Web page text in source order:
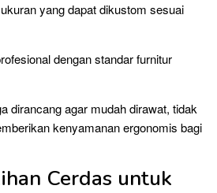
yang dapat dikustom sesuai
dengan standar furnitur
dirancang agar mudah dirawat, tidak
kenyamanan ergonomis bagi
Cerdas untuk